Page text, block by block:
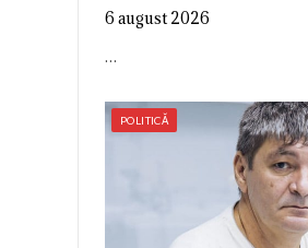
6 august 2026
…
POLITICĂ